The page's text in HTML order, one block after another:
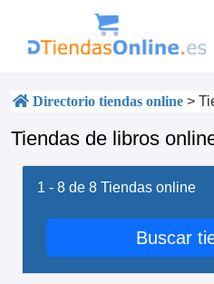
Directorio tiendas online >
Tiendas de libros
1 - 8 de 8 Tiendas online
Buscar